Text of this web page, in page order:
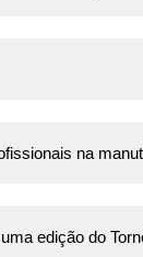
na
edição do